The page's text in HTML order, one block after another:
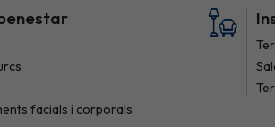
facials i corporals